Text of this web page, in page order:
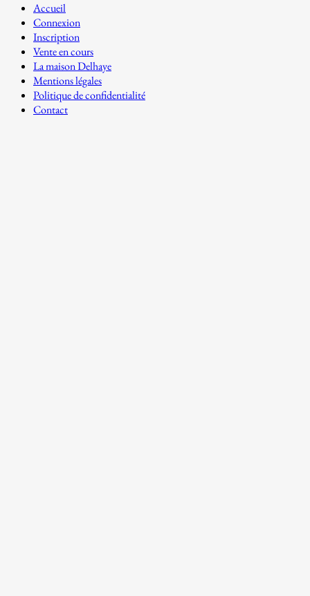
Accueil
Connexion
Inscription
Vente en cours
La maison Delhaye
Mentions légales
Politique de confidentialité
Contact